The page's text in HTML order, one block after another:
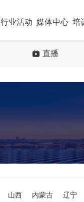
行业活动 媒体中心 培
直播
山西 内蒙古
辽宁